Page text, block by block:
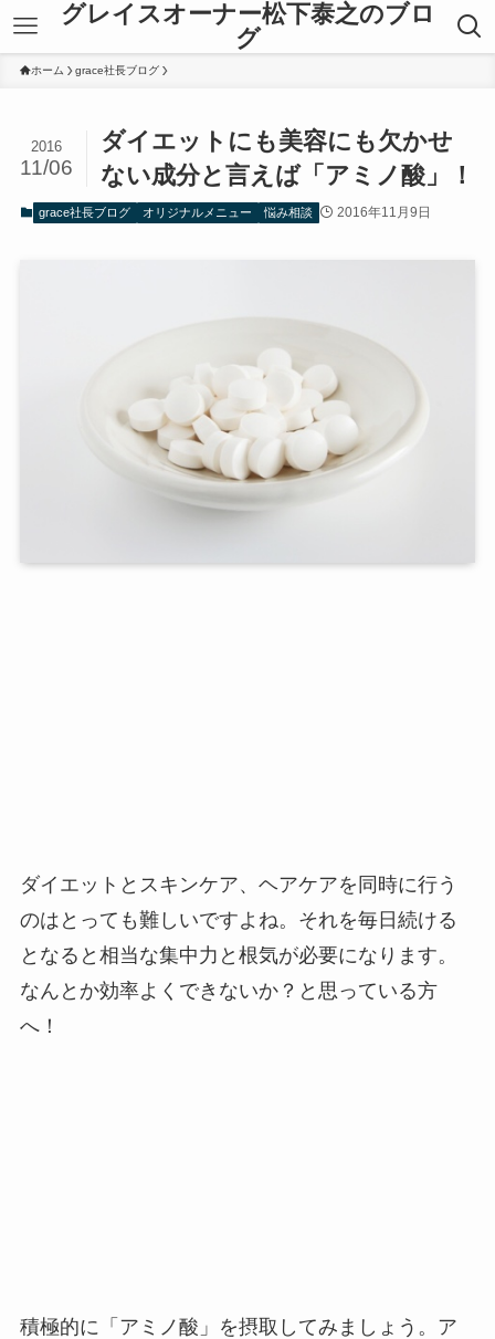
グレイスオーナー松下泰之のブロ
グ
ホーム grace社長ブログ
ダイエットにも美容にも欠かせ
ない成分と言えば「アミノ酸」！
2016
11/06
grace社長ブログ オリジナルメニュー 悩み相談 2016年11月9日
ダイエットとスキンケア、ヘアケアを同時に行う
のはとっても難しいですよね。それを毎日続ける
となると相当な集中力と根気が必要になります。
なんとか効率よくできないか？と思っている方
へ！
積極的に「アミノ酸」を摂取してみましょう。ア